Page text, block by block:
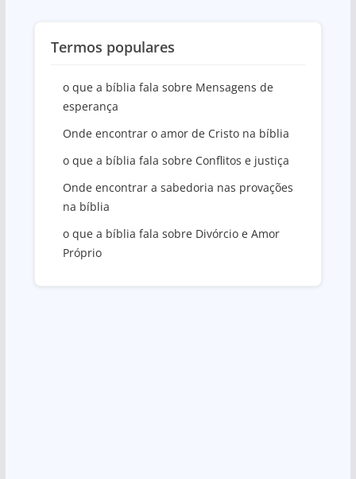
Termos populares
o que a bíblia fala sobre Mensagens de
esperança
Onde encontrar o amor de Cristo na bíblia
o que a bíblia fala sobre Conflitos e justiça
Onde encontrar a sabedoria nas provações
na bíblia
o que a bíblia fala sobre Divórcio e Amor
Próprio